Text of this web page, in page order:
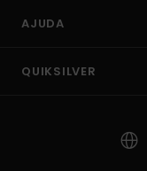
AJUDA
QUIKSILVER